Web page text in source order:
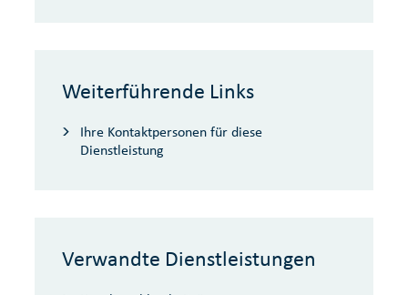
Weiterführende Links
Ihre Kontaktpersonen für diese
Dienstleistung
Verwandte Dienstleistungen